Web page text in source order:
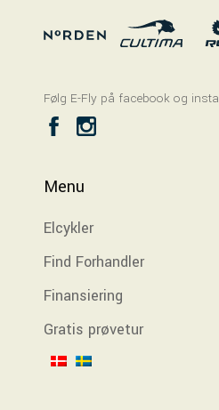
Følg E-Fly på facebook og
Menu
Elcykler
Find Forhandler
Finansiering
Gratis prøvetur